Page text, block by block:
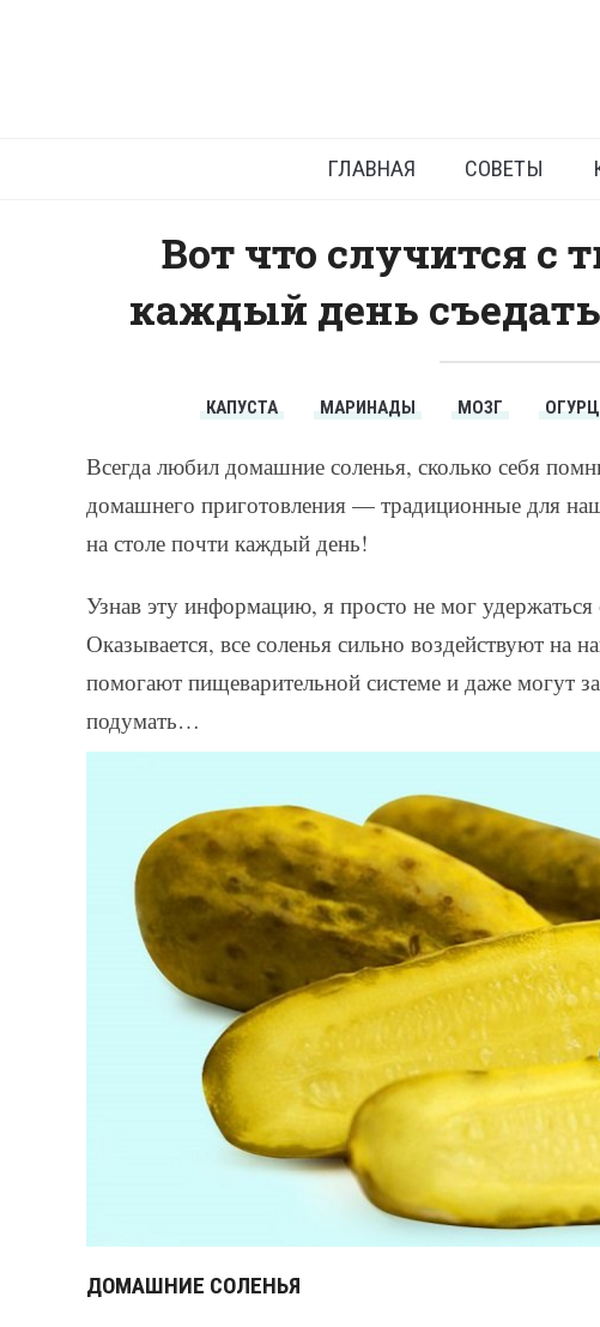
ГЛАВНАЯ СОВЕТЫ
Вот что случится с
каждый день
КАПУСТА МАРИНАДЫ МОЗГ
Всегда любил домашние соленья, сколько себя
домашнего приготовления — традиционные для
на столе почти каждый день!
Узнав эту информацию, я просто не мог удержаться
Оказывается, все соленья сильно воздействуют на
помогают пищеварительной системе и даже могут
подумать…
ДОМАШНИЕ СОЛЕНЬЯ